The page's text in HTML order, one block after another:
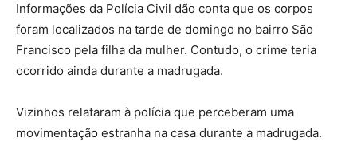
Informações da Polícia Civil dão conta que os corpos
foram localizados na tarde de domingo no bairro São
Francisco pela filha da mulher. Contudo, o crime teria
ocorrido ainda durante a madrugada.
Vizinhos relataram à polícia que perceberam uma
movimentação estranha na casa durante a madrugada.